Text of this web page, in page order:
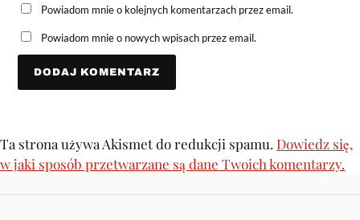
Powiadom mnie o kolejnych komentarzach przez email.
Powiadom mnie o nowych wpisach przez email.
Ta strona używa Akismet do redukcji spamu. Dowiedz się,
w jaki sposób przetwarzane są dane Twoich komentarzy.